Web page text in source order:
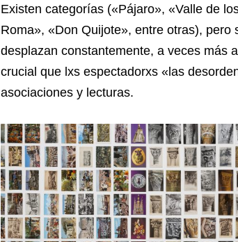
Existen categorías («Pájaro», «Valle de
Roma», «Don Quijote», entre otras),
desplazan constantemente, a veces más
crucial que lxs espectadorxs «las
asociaciones y lecturas.